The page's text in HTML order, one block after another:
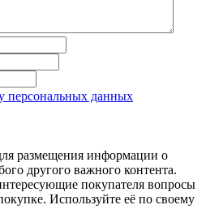
персональных данных
размещения информации о
другого важного контента.
покупателя вопросы
Используйте её по своему